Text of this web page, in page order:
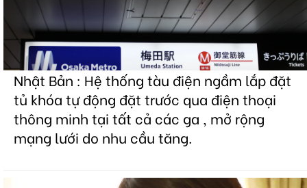
Nhật Bản : Hệ thống tàu điện ngầm lắp đặt
tủ khóa tự động đặt trước qua điện thoại
thông minh tại tất cả các ga , mở rộng
mạng lưới do nhu cầu tăng.